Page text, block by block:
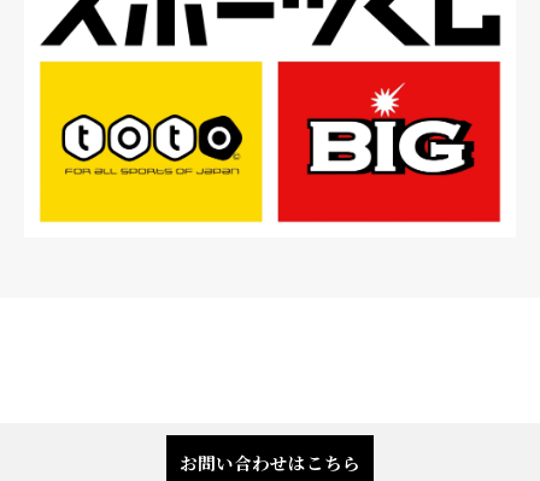
お問い合わせはこちら